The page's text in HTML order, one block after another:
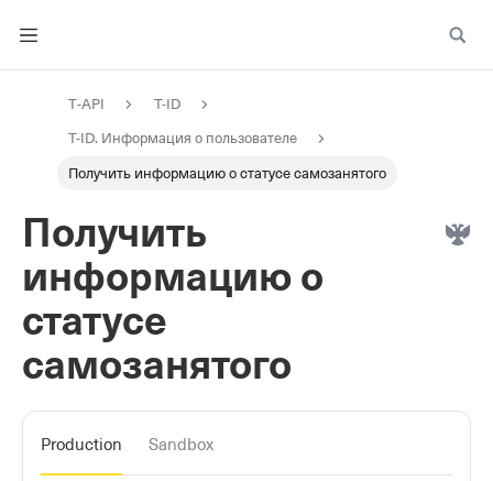
T‑API T-ID
T-ID. Информация о пользователе
Получить информацию о статусе самозанятого
Получить
информацию о
статусе
самозанятого
Production Sandbox